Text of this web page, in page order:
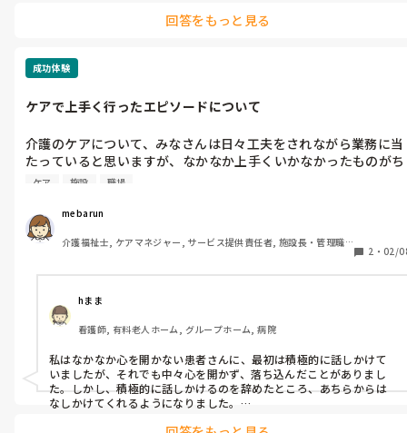
て紙に書いて持ってきてもらうなどして自分でできることをなるべ
で、単発アプリスタッフにアウトソージングが1番効率いいですよ
ね。
回答をもっと見る
成功体験
ケアで上手く行ったエピソードについて
介護のケアについて、みなさんは日々工夫をされながら業務に当
たっていると思いますが、なかなか上手くいかなかったものがち
ょっとした工夫で上手くいった、また困難な状況をこうしたらス
ケア 施設 職場
mebarun
介護福祉士, ケアマネジャー, サービス提供責任者, 施設長・管理職,
2 ・ 02/
hまま
看護師, 有料老人ホーム, グループホーム, 病院
私はなかなか心を開かない患者さんに、最初は積極的に話しかけて
いましたが、それでも中々心を開かず、落ち込んだことがありまし
た。しかし、積極的に話しかけるのを辞めたところ、あちらからは
なしかけてくれるようになりました。